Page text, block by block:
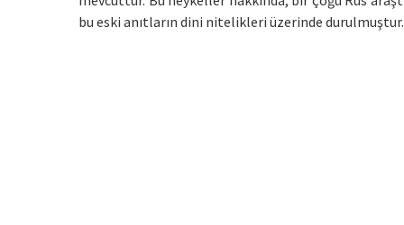
bu eski anıtların dini nitelikleri üzerinde durulmuştur.